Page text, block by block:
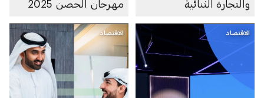
والتجارة الثنائية
مهرجان الحصن 2025
الاقتصاد الاقتصاد